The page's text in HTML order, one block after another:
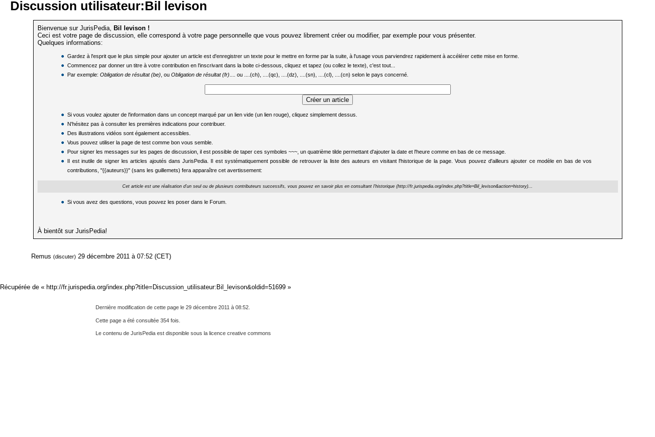
Discussion utilisateur:Bil levison
Bienvenue sur JurisPedia, Bil levison !
Ceci est votre page de discussion, elle correspond à votre page personnelleque vous pouvez librement créer ou modifier, par exemple pour vous présenter.
Quelques informations:
Gardez à l'esprit que le plus simple pour ajouter un article est d'enregistrer un texte pour le mettre en forme par la suite, à l'usage vous parviendrez rapidement à accélérer cette mise en forme.
Commencez par donner un titre à votre contribution en l'inscrivant dans la boite ci-dessous, cliquez et tapez (ou collez le texte), c'est tout...
Par exemple:Obligation de résultat (be) , ouObligation de résultat (fr) .... ou ....(ch), ....(qc), ....(dz), ....(sn), ....(cl), ....(cn) selon le pays concerné.
Si vous voulez ajouter de l'information dans un concept marqué par un lien vide (un lien rouge), cliquez simplement dessus.
N'hésitez pas à consulter les premières indications pourcontribuer.
Des illustrations vidéos sont égalementaccessibles
Vous pouvez utiliser lapage de test comme bon vous semble.
Pour signer les messages sur les pages de discussion, il est possible de taper ces symboles ~~~, un quatrième tilde permettant d'ajouter la date et l'heure comme en bas de ce message.
Il est inutile de signer les articles ajoutés dans JurisPedia. Il est systématiquement possible de retrouver la liste des auteurs en visitant l'historique de la page. Vous pouvez d'ailleurs ajouter ce modèle en bas de vos
contributions, "{{auteurs}}" (sans les guillemets) fera apparaître cet avertissement:
Cet article est une réalisation d'un seul ou de plusieurs contributeurs successifs, vous pouvez en savoir plus en consultant l'historique
Si vous avez des questions, vous pouvez les poser dans le Forum.
À bientôt sur JurisPedia!
Remus (discuter) 29 décembre 2011 à 07:52 (CET)
Récupérée de « http://fr.jurispedia.org/index.php?title=Discussion_utilisateur:Bil_levison&oldid=51699 »
Dernière modification de cette page le 29 décembre 2011 à 08:52.
Cette page a été consultée 354 fois.
Le contenu de JurisPedia est disponible sous la licence creative commons